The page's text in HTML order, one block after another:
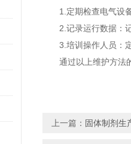
1.定期检查电气设备
2.记录运行数据：记
3.培训操作人员：定
通过以上维护方法的
上一篇： 固体制剂生